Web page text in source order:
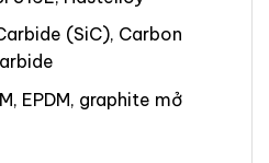
(SiC), Carbon
EPDM, graphite mở